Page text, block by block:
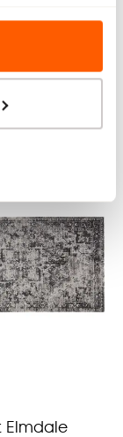
ons de
onze andere
jou
zien op
te maken
om alleen de
kunt er ook
of niet te
te
altijd nog
Elmdale